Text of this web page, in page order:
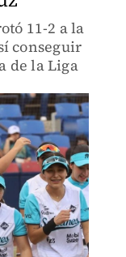
11-2 a la
conseguir
de la Liga